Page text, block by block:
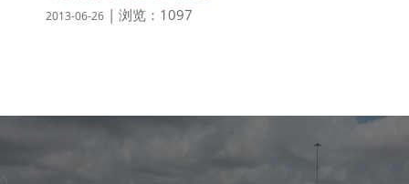
2013-06-26 | 浏览：1097